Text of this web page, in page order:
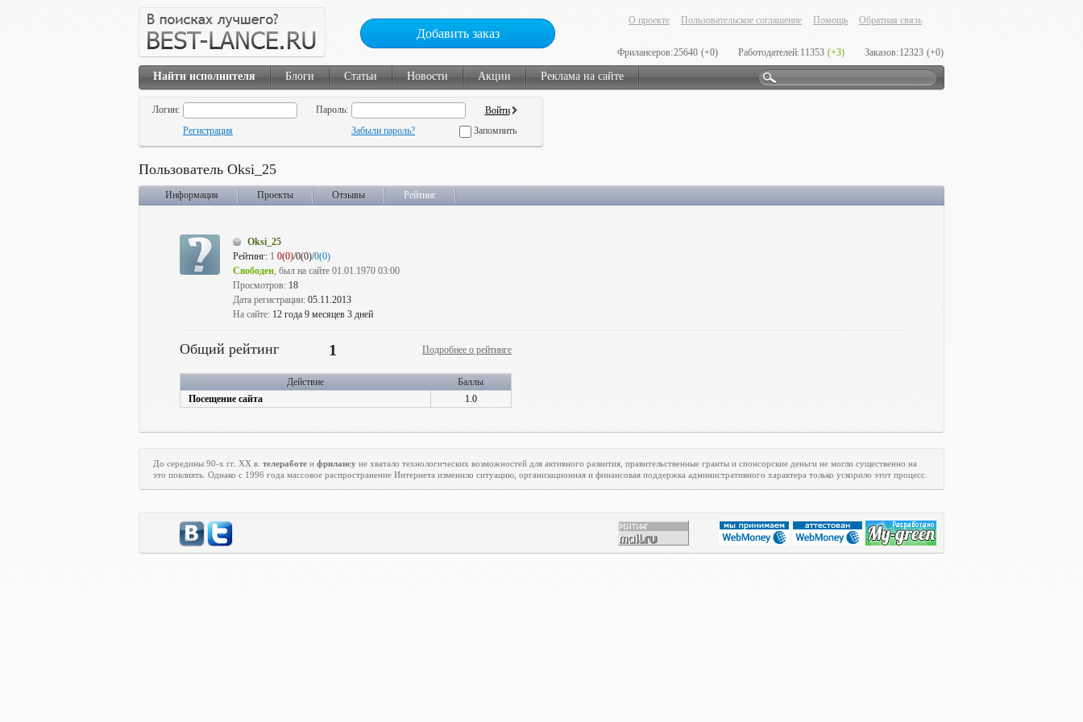
Добавить заказ
О проекте Пользовательское соглашение Помощь Обратная связь
Фрилансеров:25640 (+0) Работодателей:11353 (+3) Заказов:12323 (+0)
Найти исполнителя Блоги Статьи Новости Акции Реклама на сайте
Логин:
Пароль:
Регистрация
Забыли пароль? Запомнить
Пользователь Oksi_25
Информация Проекты Отзывы Рейтинг
Oksi_25
Рейтинг: 1 0(0)/0(0)/0(0)
Свободен, был на сайте 01.01.1970 03:00
Просмотров: 18
Дата регистрации: 05.11.2013
На сайте: 12 года 9 месяцев 3 дней
Общий рейтинг 1 Подробнее о рейтинге
Действие
Баллы
Посещение сайта
1.0
До середины 90-х гг. XX в. телеработе и фрилансу не хватало технологических возможностей для активного развития, правительственные гранты и спонсорские деньги не могли существенно на
это повлиять. Однако с 1996 года массовое распространение Интернета изменило ситуацию, организационная и финансовая поддержка административного характера только ускорило этот процесс.